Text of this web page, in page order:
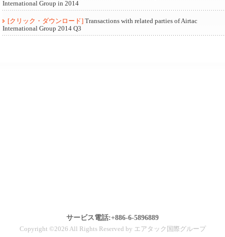
International Group in 2014
[クリック・ダウンロード] Transactions with related parties of Airtac
International Group 2014 Q3
サービス電話:+886-6-5896889
Copyright ©2026 All Rights Reserved by エアタック国際グループ